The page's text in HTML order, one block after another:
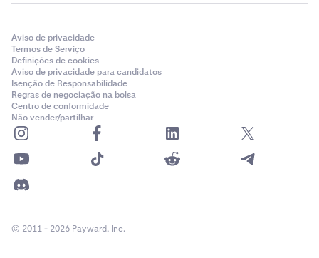
Aviso de privacidade
Termos de Serviço
Definições de cookies
Aviso de privacidade para candidatos
Isenção de Responsabilidade
Regras de negociação na bolsa
Centro de conformidade
Não vender/partilhar
© 2011 - 2026 Payward, Inc.